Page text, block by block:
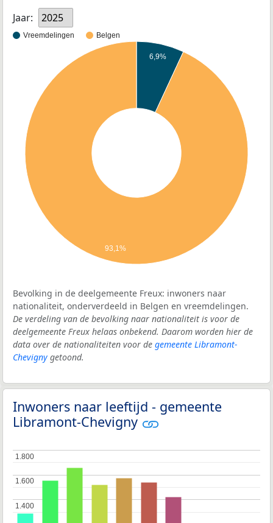
Jaar:
2025
Vreemdelingen Belgen
6,9%
93,1%
Bevolking in de deelgemeente Freux: inwoners naar
nationaliteit, onderverdeeld in Belgen en vreemdelingen.
De verdeling van de bevolking naar nationaliteit is voor de
deelgemeente Freux helaas onbekend. Daarom worden hier de
data over de nationaliteiten voor de gemeente Libramont-
Chevigny getoond.
Inwoners naar leeftijd - gemeente
Libramont-Chevigny
1.400
1.400
1.600
1.600
1.800
1.800